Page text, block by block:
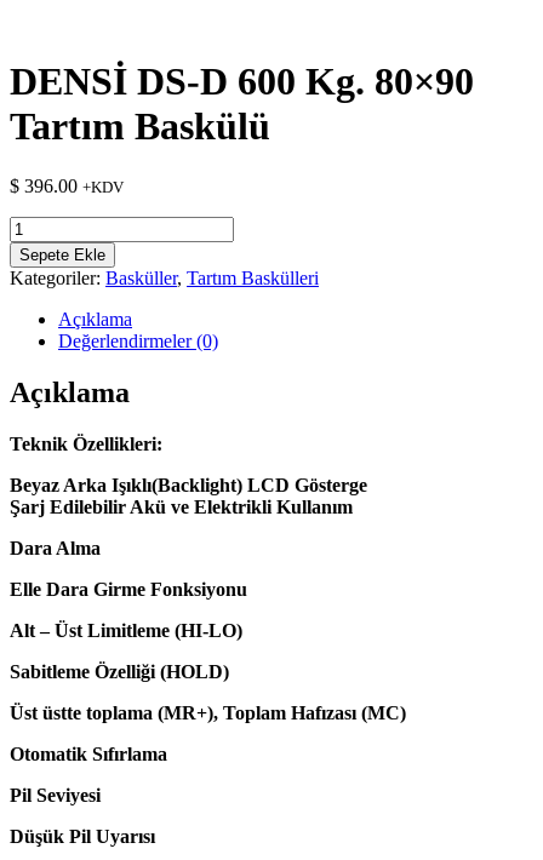
DENSİ DS-D 600 Kg. 80×90
Tartım Baskülü
$ 396.00 +KDV
DENSİ
DS-
D
600
80x90
Baskülü
adet
Sepete Ekle
Kategoriler: Basküller, Tartım Baskülleri
Açıklama
Değerlendirmeler (0)
Açıklama
Teknik Özellikleri:
Beyaz Arka Işıklı(Backlight) LCD Gösterge
Şarj Edilebilir Akü ve Elektrikli Kullanım
Dara Alma
Elle Dara Girme Fonksiyonu
Alt – Üst Limitleme (HI-LO)
Sabitleme Özelliği (HOLD)
Üst üstte toplama (MR+), Toplam Hafızası (MC)
Otomatik Sıfırlama
Pil Seviyesi
Düşük Pil Uyarısı